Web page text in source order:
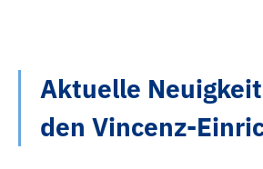
Aktuelle
den Vincenz-